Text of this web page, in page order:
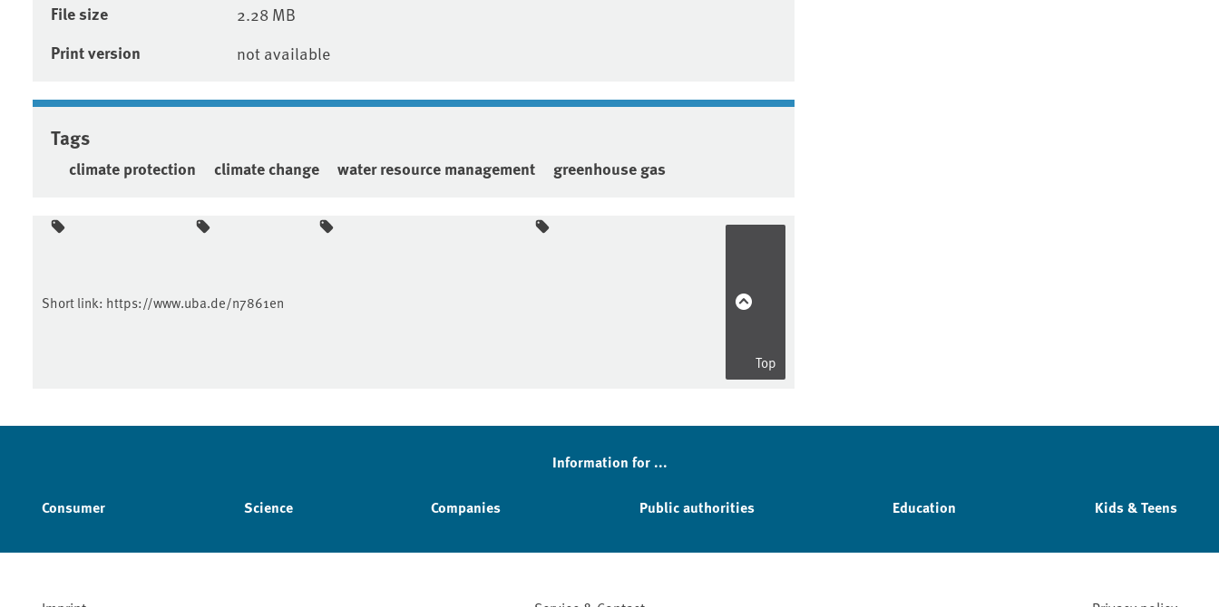
File size 2.28 MB
Print version not available
Tags
climate protection climate change water resource management greenhouse gas
Short link: https://www.uba.de/n7861en
Top
Information for ...
Consumer Science Companies Public authorities Education Kids & Teens